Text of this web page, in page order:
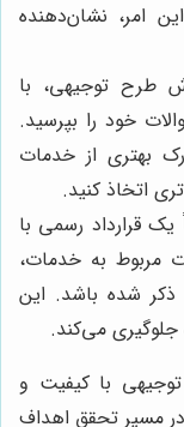
امر، نشان‌دهنده
طرح توجیهی، با
خود را بپرسید.
بهتری از خدمات
اتخاذ کنید.
یک قرارداد رسمی با
مربوط به خدمات،
ذکر شده باشد. این
جلوگیری می‌کند.
با کیفیت و
مسیر تحقق اهداف